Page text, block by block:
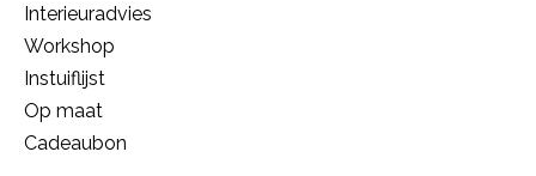
Interieuradvies
Workshop
Instuiflijst
Op maat
Cadeaubon